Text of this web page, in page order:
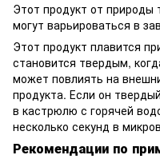
Этот продукт от природы
могут варьироваться в
Этот продукт плавится
становится твердым,
может повлиять на
продукта. Если он
в кастрюлю с горячей
несколько секунд в
Рекомендации по